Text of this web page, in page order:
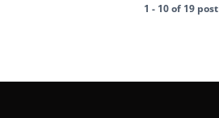
1 - 10 of 19 post